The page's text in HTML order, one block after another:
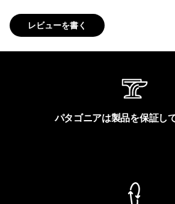
レビューを書く
パタゴニアは製品を保証し